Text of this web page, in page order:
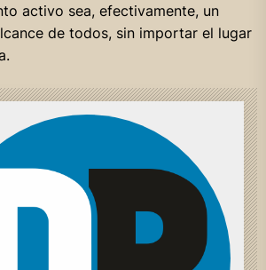
activo sea, efectivamente, un
de todos, sin importar el lugar